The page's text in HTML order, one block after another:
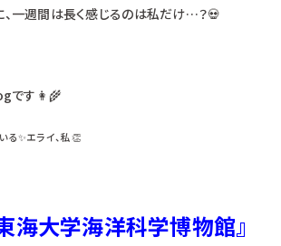
一週間は長く感じるのは私だけ…？💀
です👩‍🌾
る✨エライ、私👏
海大学海洋科学博物館』